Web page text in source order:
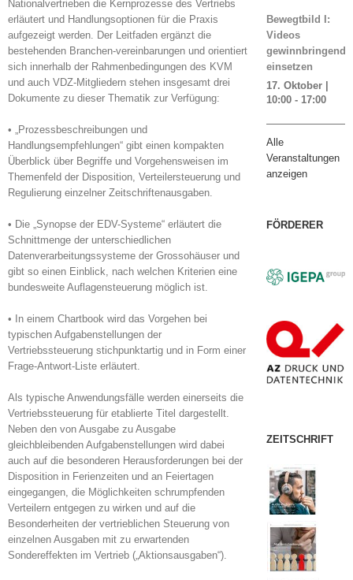
Nationalvertrieben die Kernprozesse des Vertriebs
erläutert und Handlungsoptionen für die Praxis
aufgezeigt werden. Der Leitfaden ergänzt die
bestehenden Branchen-vereinbarungen und orientiert
sich innerhalb der Rahmenbedingungen des KVM
und auch VDZ-Mitgliedern stehen insgesamt drei
Dokumente zu dieser Thematik zur Verfügung:
• „Prozessbeschreibungen und
Handlungsempfehlungen“ gibt einen kompakten
Überblick über Begriffe und Vorgehensweisen im
Themenfeld der Disposition, Verteilersteuerung und
Regulierung einzelner Zeitschriftenausgaben.
• Die „Synopse der EDV-Systeme“ erläutert die
Schnittmenge der unterschiedlichen
Datenverarbeitungssysteme der Grossohäuser und
gibt so einen Einblick, nach welchen Kriterien eine
bundesweite Auflagensteuerung möglich ist.
• In einem Chartbook wird das Vorgehen bei
typischen Aufgabenstellungen der
Vertriebssteuerung stichpunktartig und in Form einer
Frage-Antwort-Liste erläutert.
Als typische Anwendungsfälle werden einerseits die
Vertriebssteuerung für etablierte Titel dargestellt.
Neben den von Ausgabe zu Ausgabe
gleichbleibenden Aufgabenstellungen wird dabei
auch auf die besonderen Herausforderungen bei der
Disposition in Ferienzeiten und an Feiertagen
eingegangen, die Möglichkeiten schrumpfenden
Verteilern entgegen zu wirken und auf die
Besonderheiten der vertrieblichen Steuerung von
einzelnen Ausgaben mit zu erwartenden
Sondereffekten im Vertrieb („Aktionsausgaben“).
Bewegtbild I:
Videos
gewinnbringend
einsetzen
17. Oktober |
10:00- 17:00
Alle
Veranstaltungen
anzeigen
FÖRDERER
ZEITSCHRIFT